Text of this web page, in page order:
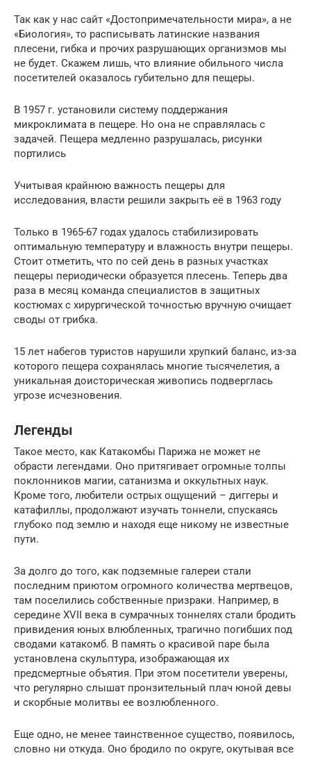
Так как у нас сайт «Достопримечательности мира», а не
«Биология», то расписывать латинские названия
плесени, гибка и прочих разрушающих организмов мы
не будет. Скажем лишь, что влияние обильного числа
посетителей оказалось губительно для пещеры.
В 1957 г. установили систему поддержания
микроклимата в пещере. Но она не справлялась с
задачей. Пещера медленно разрушалась, рисунки
портились
Учитывая крайнюю важность пещеры для
исследования, власти решили закрыть её в 1963 году
Только в 1965-67 годах удалось стабилизировать
оптимальную температуру и влажность внутри пещеры.
Стоит отметить, что по сей день в разных участках
пещеры периодически образуется плесень. Теперь два
раза в месяц команда специалистов в защитных
костюмах с хирургической точностью вручную очищает
своды от грибка.
15 лет набегов туристов нарушили хрупкий баланс, из-за
которого пещера сохранялась многие тысячелетия, а
уникальная доисторическая живопись подверглась
угрозе исчезновения.
Легенды
Такое место, как Катакомбы Парижа не может не
обрасти легендами. Оно притягивает огромные толпы
поклонников магии, сатанизма и оккультных наук.
Кроме того, любители острых ощущений – диггеры и
катафиллы, продолжают изучать тоннели, спускаясь
глубоко под землю и находя еще никому не известные
пути.
За долго до того, как подземные галереи стали
последним приютом огромного количества мертвецов,
там поселились собственные призраки. Например, в
середине XVII века в сумрачных тоннелях стали бродить
привидения юных влюбленных, трагично погибших под
сводами катакомб. В память о красивой паре была
установлена скульптура, изображающая их
предсмертные объятия. При этом посетители уверены,
что регулярно слышат пронзительный плач юной девы
и скорбные молитвы ее возлюбленного.
Еще одно, не менее таинственное существо, появилось,
словно ни откуда. Оно бродило по округе, окутывая все